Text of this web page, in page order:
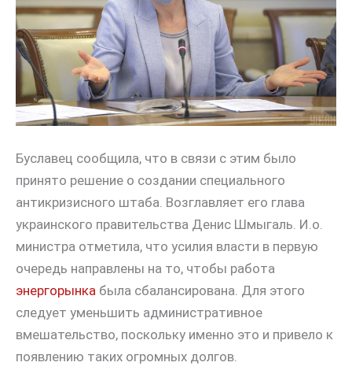
Буславец сообщила, что в связи с этим было
принято решение о создании специального
антикризисного штаба. Возглавляет его глава
украинского правительства Денис Шмыгаль. И.о.
министра отметила, что усилия власти в первую
очередь направлены на то, чтобы работа
энергорынка была сбалансирована. Для этого
следует уменьшить административное
вмешательство, поскольку именно это и привело к
появлению таких огромных долгов.